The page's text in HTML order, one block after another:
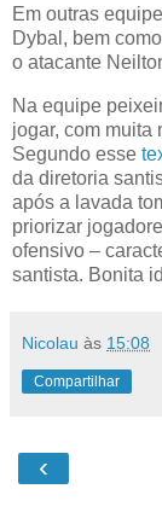
Em outras
Dybal, bem
o atacante
Na equipe
jogar, com muita
Segundo esse
da diretoria
após a lavada
priorizar
ofensivo –
santista. Bonita
Nicolau às 15:08
Compartilhar
‹